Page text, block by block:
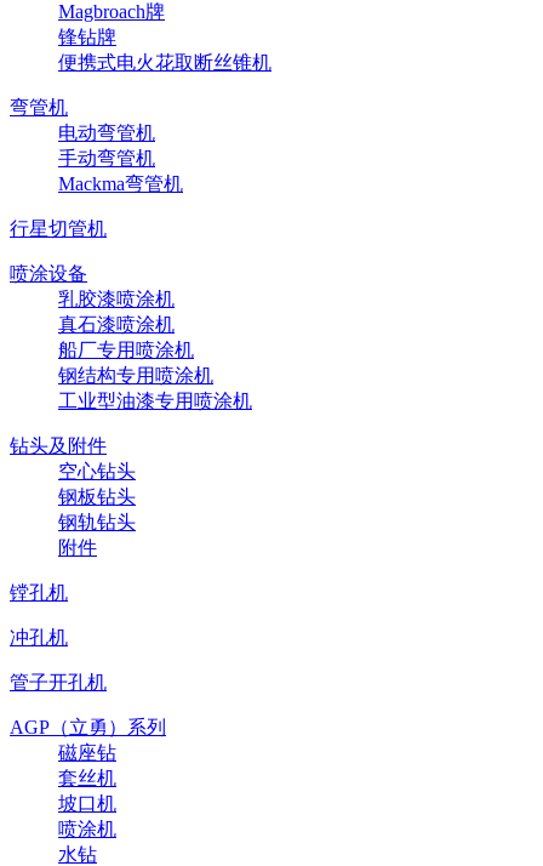
Magbroach牌
锋钻牌
便携式电火花取断丝锥机
弯管机
电动弯管机
手动弯管机
Mackma弯管机
行星切管机
喷涂设备
乳胶漆喷涂机
真石漆喷涂机
船厂专用喷涂机
钢结构专用喷涂机
工业型油漆专用喷涂机
钻头及附件
空心钻头
钢板钻头
钢轨钻头
附件
镗孔机
冲孔机
管子开孔机
AGP（立勇）系列
磁座钻
套丝机
坡口机
喷涂机
水钻